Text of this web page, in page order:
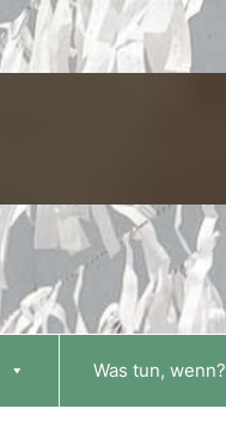
Was tun, wenn?